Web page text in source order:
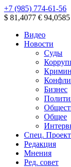
+7 (985) 774-61-56
$ 81,4077 € 94,0585
Видео
Новости
Суды
Бизнес
Общее
Спец.
Редакция
Мнения
Ред. совет